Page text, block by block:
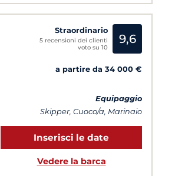
Straordinario
5 recensioni dei clienti
voto su 10
9,6
a partire da 34 000 €
Equipaggio
Skipper, Cuoco/a, Marinaio
Inserisci le date
Vedere la barca